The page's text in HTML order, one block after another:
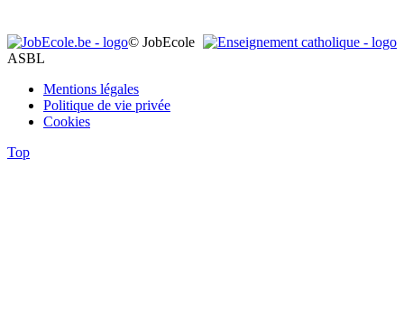
© JobEcole
ASBL
Mentions légales
Politique de vie privée
Cookies
Top